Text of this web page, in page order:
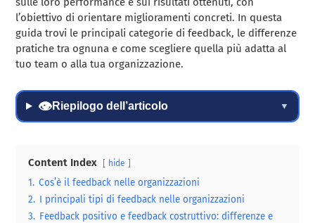
l’obiettivo di orientare miglioramenti concreti. In questa
guida trovi le principali categorie di feedback, le differenze
pratiche tra ognuna e come scegliere quella più adatta al
tuo team o alla tua organizzazione.
👁Riepilogo dell’articolo ▼
Content Index hide
1. Cos’è il feedback nelle organizzazioni
2. I principali tipi di feedback nelle organizzazioni
3. Feedback positivo e feedback costruttivo: differenze e